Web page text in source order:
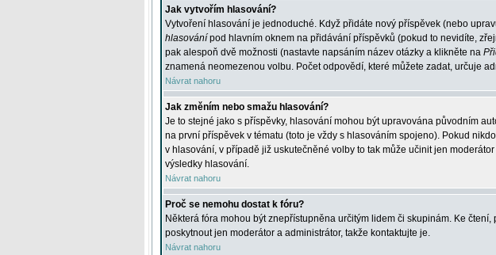
Jak vytvořím hlasování?
Vytvoření hlasování je jednoduché. Když přidáte nový příspěvek (nebo
hlasování pod hlavním oknem na přidávání příspěvků (pokud to nevidíte,
pak alespoň dvě možnosti (nastavte napsáním název otázky a klikněte na
znamená neomezenou volbu. Počet odpovědí, které můžete zadat, určuje
Návrat nahoru
Jak změním nebo smažu hlasování?
Je to stejné jako s příspěvky, hlasování mohou být upravována původním
na první příspěvek v tématu (toto je vždy s hlasováním spojeno). Pokud
v hlasování, v případě již uskutečněné volby to tak může učinit jen
výsledky hlasování.
Návrat nahoru
Proč se nemohu dostat k fóru?
Některá fóra mohou být znepřístupněna určitým lidem či skupinám. Ke
poskytnout jen moderátor a administrátor, takže kontaktujte je.
Návrat nahoru